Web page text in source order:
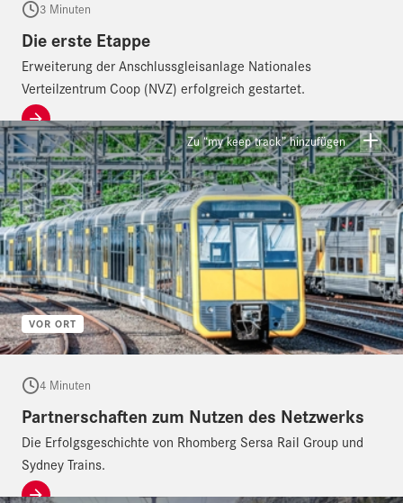
3 Minuten
Die erste Etappe
Erweiterung der Anschlussgleisanlage Nationales
Verteilzentrum Coop (NVZ) erfolgreich gestartet.
VOR ORT
Zu “my keep track” hinzufügen
4 Minuten
Partnerschaften zum Nutzen des Netzwerks
Die Erfolgsgeschichte von Rhomberg Sersa Rail Group und
Sydney Trains.